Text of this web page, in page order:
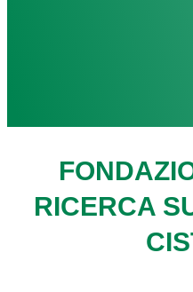
RICERCA